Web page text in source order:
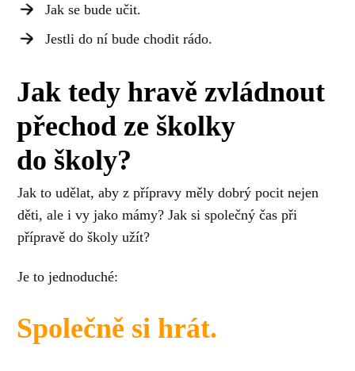
Jak se bude učit.
Jestli do ní bude chodit rádo.
Jak tedy hravě zvládnout
přechod ze školky
do školy?
Jak to udělat, aby z přípravy měly dobrý pocit nejen
děti, ale i vy jako mámy? Jak si společný čas při
přípravě do školy užít?
Je to jednoduché:
Společně si hrát.